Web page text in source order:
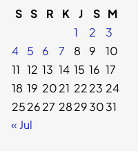
S S R K J S M
1
2
3
4
5 6 7 8 9
10
11 12 13 14 15 16 17
18 19 2021 2223 24
252627 28293031
« Jul